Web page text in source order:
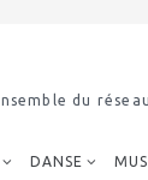
du
DANSE